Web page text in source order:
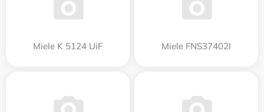
Miele K 5124 UiF Miele FNS37402I